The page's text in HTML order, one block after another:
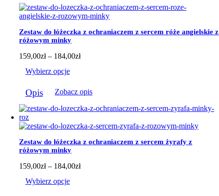
Zestaw do łóżeczka z ochraniaczem z sercem róże angielskie z
różowym minky
159,00zł – 184,00złZakres
do
Wybierz opcje
produkt
ma
wiele
wariantów.
Opcje
można
wybrać
na
stronie
Opis Zobacz opis
Zestaw do łóżeczka z ochraniaczem z sercem żyrafy z
różowym minky
159,00zł – 184,00złZakres
Wybierz opcje